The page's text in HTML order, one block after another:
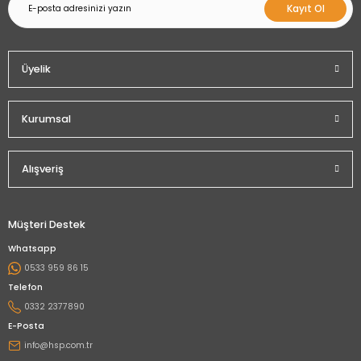
Kayıt Ol
Üyelik
Kurumsal
Alışveriş
Müşteri Destek
Whatsapp
0533 959 86 15
Telefon
0332 2377890
E-Posta
info@hsp.com.tr